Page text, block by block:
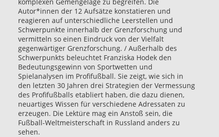
Autor*innen der 12 Aufsätze konstatieren und
reagieren auf unterschiedliche Leerstellen und
Schwerpunkte innerhalb der Grenzforschung und
vermitteln so einen Eindruck von der Vielfalt
gegenwärtiger Grenzforschung. / Außerhalb des
Schwerpunkts beleuchtet Franziska Hodek den
Bedeutungsgewinn von Sportwetten und
Spielanalysen im Profifußball. Sie zeigt, wie sich in
den letzten 30 Jahren drei Strategien der Vermessung
des Profifußballs etabliert haben, die dazu dienen,
neuartiges Wissen für verschiedene Adressaten zu
erzeugen. Die Lektüre mag ein Anstoß sein, die
Fußball-Weltmeisterschaft in Russland anders zu
sehen.